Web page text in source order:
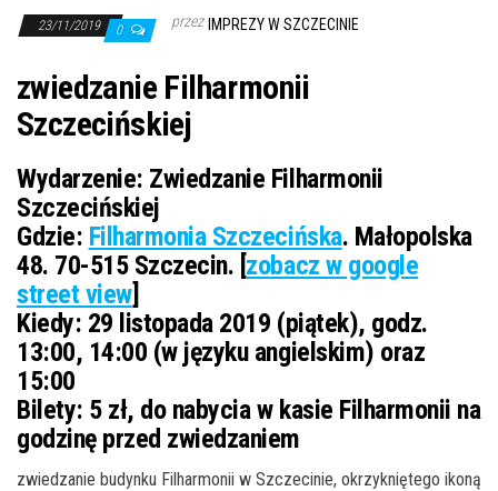
23/11/2019 0 przez IMPREZY W SZCZECINIE
zwiedzanie Filharmonii
Szczecińskiej
Wydarzenie: Zwiedzanie Filharmonii
Szczecińskiej
Gdzie: Filharmonia Szczecińska. Małopolska
48. 70-515 Szczecin. [zobacz w google
street view]
Kiedy: 29 listopada 2019 (piątek), godz.
13:00, 14:00 (w języku angielskim) oraz
15:00
Bilety: 5 zł, do nabycia w kasie Filharmonii na
godzinę przed zwiedzaniem
zwiedzanie budynku Filharmonii w Szczecinie, okrzykniętego ikoną